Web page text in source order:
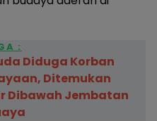
:
Diduga Korban
Ditemukan
Dibawah Jembatan